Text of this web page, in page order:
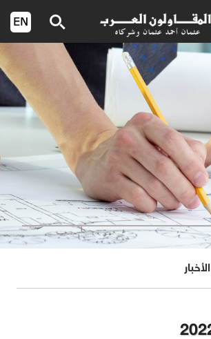
الأخبار